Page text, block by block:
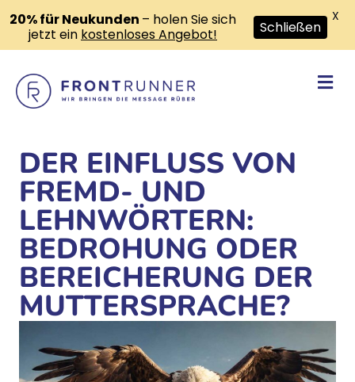
DER EINFLUSS VON
FREMD- UND
LEHNWÖRTERN:
BEDROHUNG ODER
BEREICHERUNG DER
MUTTERSPRACHE?
20% für Neukunden – holen Sie sich
jetzt ein kostenloses Angebot! Schließen
X